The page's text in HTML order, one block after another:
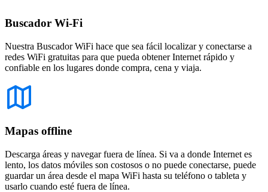
Buscador Wi-Fi
Nuestra Buscador WiFi hace que sea fácil localizar y conectarse a
redes WiFi gratuitas para que pueda obtener Internet rápido y
confiable en los lugares donde compra, cena y viaja.
Mapas offline
Descarga áreas y navegar fuera de línea. Si va a donde Internet es
lento, los datos móviles son costosos o no puede conectarse, puede
guardar un área desde el mapa WiFi hasta su teléfono o tableta y
usarlo cuando esté fuera de línea.